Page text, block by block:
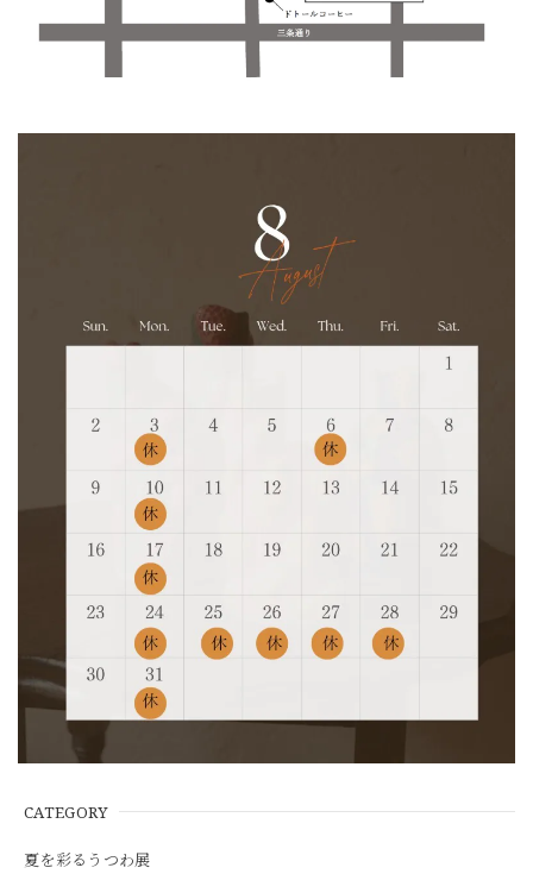
CATEGORY
夏を彩るうつわ展